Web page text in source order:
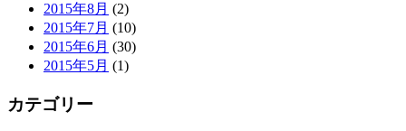
2015年8月 (2)
2015年7月 (10)
2015年6月 (30)
2015年5月 (1)
カテゴリー